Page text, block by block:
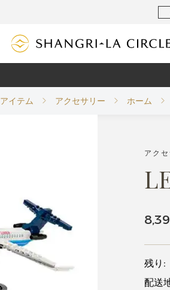
アイテム アクセサリー ホーム
アク
残り:
配送